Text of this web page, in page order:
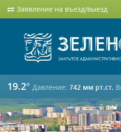
Заявление на въезд/выезд
19.2° Давление: 742 мм рт.ст.